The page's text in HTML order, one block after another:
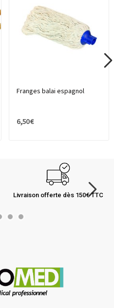
Franges balai espagnol
6,50 €
Livraison offerte dès 150€ TTC